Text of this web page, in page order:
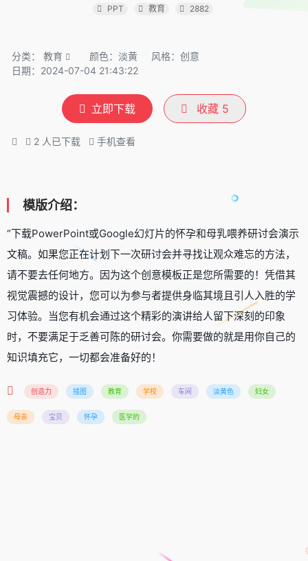
PPT 教育 2882
分类： 教育 颜色：淡黄
风格：创意
日期：2024-07-04 21:43:22
立即下载 收藏 5
2 人已下载 手机查看
模版介绍：
“下载PowerPoint或Google幻灯片的怀孕和母乳喂养研讨会演示
文稿。如果您正在计划下一次研讨会并寻找让观众难忘的方法，
请不要去任何地方。因为这个创意模板正是您所需要的！凭借其
视觉震撼的设计，您可以为参与者提供身临其境且引人入胜的学
习体验。当您有机会通过这个精彩的演讲给人留下深刻的印象
时，不要满足于乏善可陈的研讨会。你需要做的就是用你自己的
知识填充它，一切都会准备好的！
创造力 插图 教育 学校 车间 淡黄色 妇女
母亲 宝贝 怀孕 医学的